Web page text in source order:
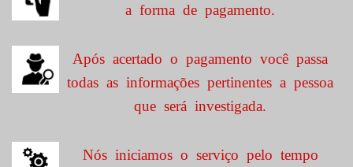
a forma de pagamento.
Após acertado o pagamento você passa
todas as informações pertinentes a pessoa
que será investigada.
Nós iniciamos o serviço pelo tempo